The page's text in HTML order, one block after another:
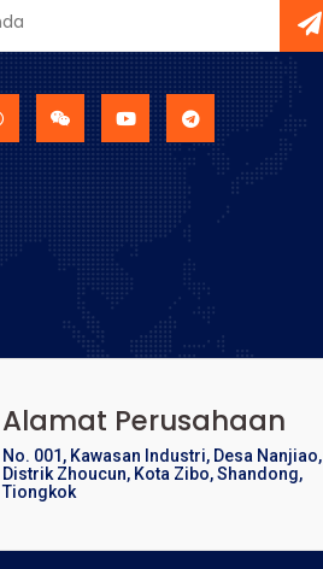
Alamat Perusahaan
No. 001, Kawasan Industri, Desa Nanjiao,
Distrik Zhoucun, Kota Zibo, Shandong,
Tiongkok